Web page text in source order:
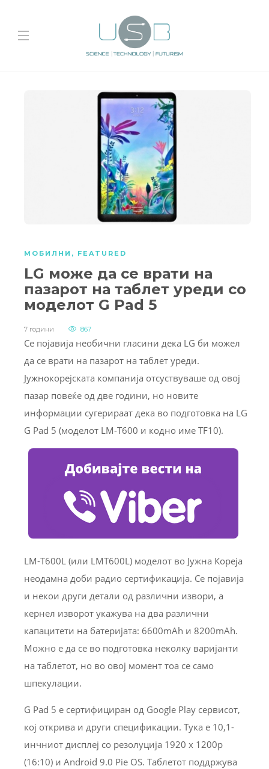
МОБИЛНИ , FEATURED
LG може да се врати на
пазарот на таблет уреди со
моделот G Pad 5
7 години 867
Се појавија необични гласини дека LG би можел
да се врати на пазарот на таблет уреди.
Јужнокорејската компанија отсуствуваше од овој
пазар повеќе од две години, но новите
информации сугерираат дека во подготовка на LG
G Pad 5 (моделот LM-T600 и кодно име TF10).
LM-T600L (или LMT600L) моделот во Јужна Кореја
неодамна доби радио сертификација. Се појавија
и некои други детали од различни извори, а
кернел изворот укажува на два различни
капацитети на батеријата: 6600mAh и 8200mAh.
Можно е да се во подготовка неколку варијанти
на таблетот, но во овој момент тоа се само
шпекулации.
G Pad 5 е сертифициран од Google Play сервисот,
кој открива и други спецификации. Тука е 10,1-
инчниот дисплеј со резолуција 1920 x 1200p
(16:10) и Android 9.0 Pie OS. Таблетот поддржува